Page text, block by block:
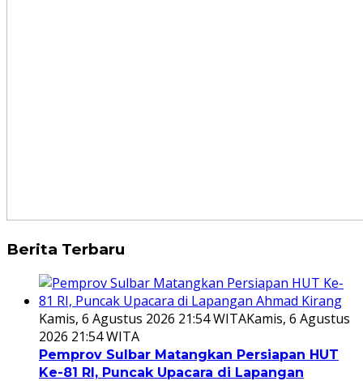
Berita Terbaru
Kamis, 6 Agustus 2026 21:54 WITAKamis, 6 Agustus
2026 21:54 WITA
Pemprov Sulbar Matangkan Persiapan HUT
Ke-81 RI, Puncak Upacara di Lapangan